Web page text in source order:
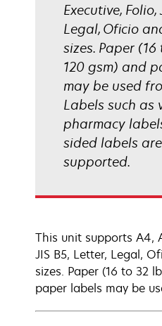
Executive, Folio,
Legal, Oficio
sizes. Paper
120 gsm) and
may be used
Labels such as
pharmacy
sided labels
supported.
This unit supports A4,
JIS B5, Letter, Legal,
sizes. Paper (16 to 32
paper labels may be